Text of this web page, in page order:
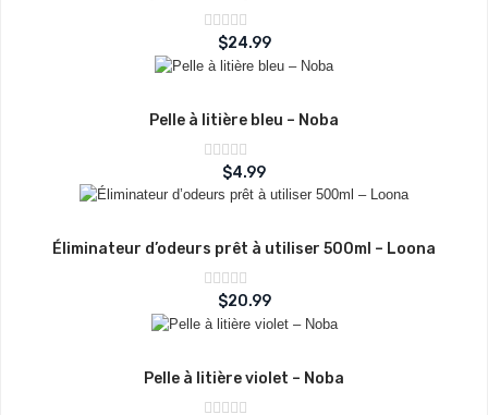
Note
sur
5
$24.99
Pelle à litière bleu – Noba
Note
sur
5
$4.99
Éliminateur d’odeurs prêt à utiliser 500ml – Loona
Note
0
sur
5
$20.99
Pelle à litière violet – Noba